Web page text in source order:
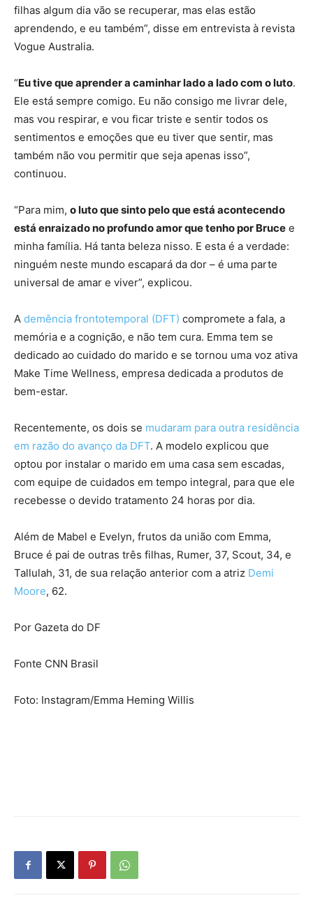
filhas algum dia vão se recuperar, mas elas estão
aprendendo, e eu também”, disse em entrevista à revista
Vogue Australia.
“Eu tive que aprender a caminhar lado a lado com o luto.
Ele está sempre comigo. Eu não consigo me livrar dele,
mas vou respirar, e vou ficar triste e sentir todos os
sentimentos e emoções que eu tiver que sentir, mas
também não vou permitir que seja apenas isso”,
continuou.
“Para mim, o luto que sinto pelo que está acontecendo
está enraizado no profundo amor que tenho por Bruce e
minha família. Há tanta beleza nisso. E esta é a verdade:
ninguém neste mundo escapará da dor – é uma parte
universal de amar e viver”, explicou.
A demência frontotemporal (DFT) compromete a fala, a
memória e a cognição, e não tem cura. Emma tem se
dedicado ao cuidado do marido e se tornou uma voz ativa
Make Time Wellness, empresa dedicada a produtos de
bem-estar.
Recentemente, os dois se mudaram para outra residência
em razão do avanço da DFT. A modelo explicou que
optou por instalar o marido em uma casa sem escadas,
com equipe de cuidados em tempo integral, para que ele
recebesse o devido tratamento 24 horas por dia.
Além de Mabel e Evelyn, frutos da união com Emma,
Bruce é pai de outras três filhas, Rumer, 37, Scout, 34, e
Tallulah, 31, de sua relação anterior com a atriz Demi
Moore, 62.
Por Gazeta do DF
Fonte CNN Brasil
Foto: Instagram/Emma Heming Willis